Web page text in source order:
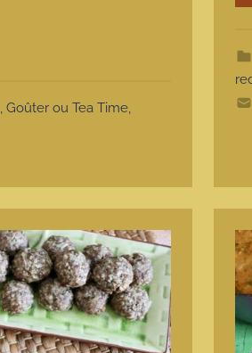
, Goûter ou Tea Time,